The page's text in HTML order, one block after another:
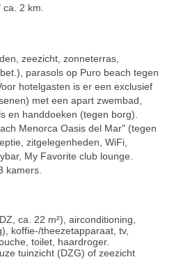
2 km.
zeezicht, zonneterras,
parasols op Puro beach tegen
hotelgasten is er een exclusief
met een apart zwembad,
en handdoeken (tegen borg).
Menorca Oasis del Mar" (tegen
zitgelegenheden, WiFi,
My Favorite club lounge.
kamers.
ca. 22 m²), airconditioning,
koffie-/theezetapparaat, tv,
toilet, haardroger.
tuinzicht (DZG) of zeezicht